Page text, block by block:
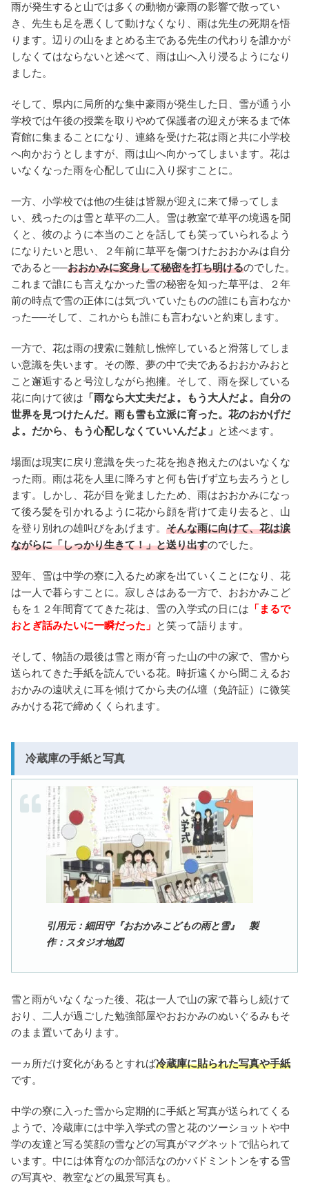
雨が発生すると山では多くの動物が豪雨の影響で散ってい
き、先生も足を悪くして動けなくなり、雨は先生の死期を悟
ります。辺りの山をまとめる主である先生の代わりを誰かが
しなくてはならないと述べて、雨は山へ入り浸るようになり
ました。
そして、県内に局所的な集中豪雨が発生した日、雪が通う小
学校では午後の授業を取りやめて保護者の迎えが来るまで体
育館に集まることになり、連絡を受けた花は雨と共に小学校
へ向かおうとしますが、雨は山へ向かってしまいます。花は
いなくなった雨を心配して山に入り探すことに。
一方、小学校では他の生徒は皆親が迎えに来て帰ってしま
い、残ったのは雪と草平の二人。雪は教室で草平の境遇を聞
くと、彼のように本当のことを話しても笑っていられるよう
になりたいと思い、２年前に草平を傷つけたおおかみは自分
であると──おおかみに変身して秘密を打ち明けるのでした。
これまで誰にも言えなかった雪の秘密を知った草平は、２年
前の時点で雪の正体には気づいていたものの誰にも言わなか
った──そして、これからも誰にも言わないと約束します。
一方で、花は雨の捜索に難航し憔悴していると滑落してしま
い意識を失います。その際、夢の中で夫であるおおかみおと
こと邂逅すると号泣しながら抱擁。そして、雨を探している
花に向けて彼は 「雨なら大丈夫だよ。もう大人だよ。自分の
世界を見つけたんだ。雨も雪も立派に育った。花のおかげだ
よ。だから、もう心配しなくていいんだよ」 と述べます。
場面は現実に戻り意識を失った花を抱き抱えたのはいなくな
った雨。雨は花を人里に降ろすと何も告げず立ち去ろうとし
ます。しかし、花が目を覚ましたため、雨はおおかみになっ
て後ろ髪を引かれるように花から顔を背けて走り去ると、山
を登り別れの雄叫びをあげます。 そんな雨に向けて、花は涙
ながらに「しっかり生きて！」と送り出すのでした。
翌年、雪は中学の寮に入るため家を出ていくことになり、花
は一人で暮らすことに。寂しさはある一方で、おおかみこど
もを１２年間育ててきた花は、雪の入学式の日には 「まるで
おとぎ話みたいに一瞬だった」 と笑って語ります。
そして、物語の最後は雪と雨が育った山の中の家で、雪から
送られてきた手紙を読んでいる花。時折遠くから聞こえるお
おかみの遠吠えに耳を傾けてから夫の仏壇（免許証）に微笑
みかける花で締めくくられます。
冷蔵庫の手紙と写真
引用元：細田守『おおかみこどもの雨と雪』 製
作：スタジオ地図
雪と雨がいなくなった後、花は一人で山の家で暮らし続けて
おり、二人が過ごした勉強部屋やおおかみのぬいぐるみもそ
のまま置いてあります。
一ヵ所だけ変化があるとすれば冷蔵庫に貼られた写真や手紙
です。
中学の寮に入った雪から定期的に手紙と写真が送られてくる
ようで、冷蔵庫には中学入学式の雪と花のツーショットや中
学の友達と写る笑顔の雪などの写真がマグネットで貼られて
います。中には体育なのか部活なのかバドミントンをする雪
の写真や、教室などの風景写真も。